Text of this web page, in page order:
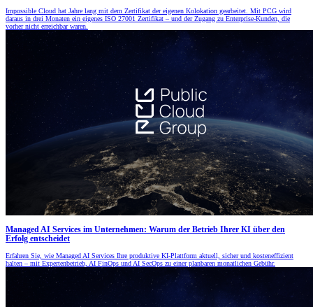
Impossible Cloud hat Jahre lang mit dem Zertifikat der eigenen Kolokation gearbeitet. Mit PCG wird
daraus in drei Monaten ein eigenes ISO 27001 Zertifikat – und der Zugang zu Enterprise-Kunden, die
vorher nicht erreichbar waren.
Managed AI Services im Unternehmen: Warum der Betrieb Ihrer KI über den
Erfolg entscheidet
Erfahren Sie, wie Managed AI Services Ihre produktive KI-Plattform aktuell, sicher und kosteneffizient
halten – mit Expertenbetrieb, AI FinOps und AI SecOps zu einer planbaren monatlichen Gebühr.